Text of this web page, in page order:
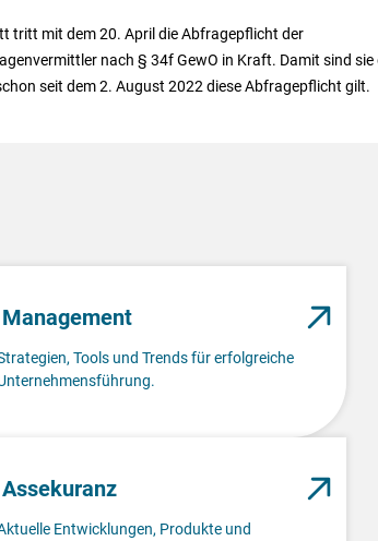
tritt mit dem 20. April die Abfragepflicht der
nach § 34f GewO in Kraft. Damit sind sie
seit dem 2. August 2022 diese Abfragepflicht gilt.
Management
Tools und Trends für erfolgreiche
Assekuranz
Entwicklungen, Produkte und